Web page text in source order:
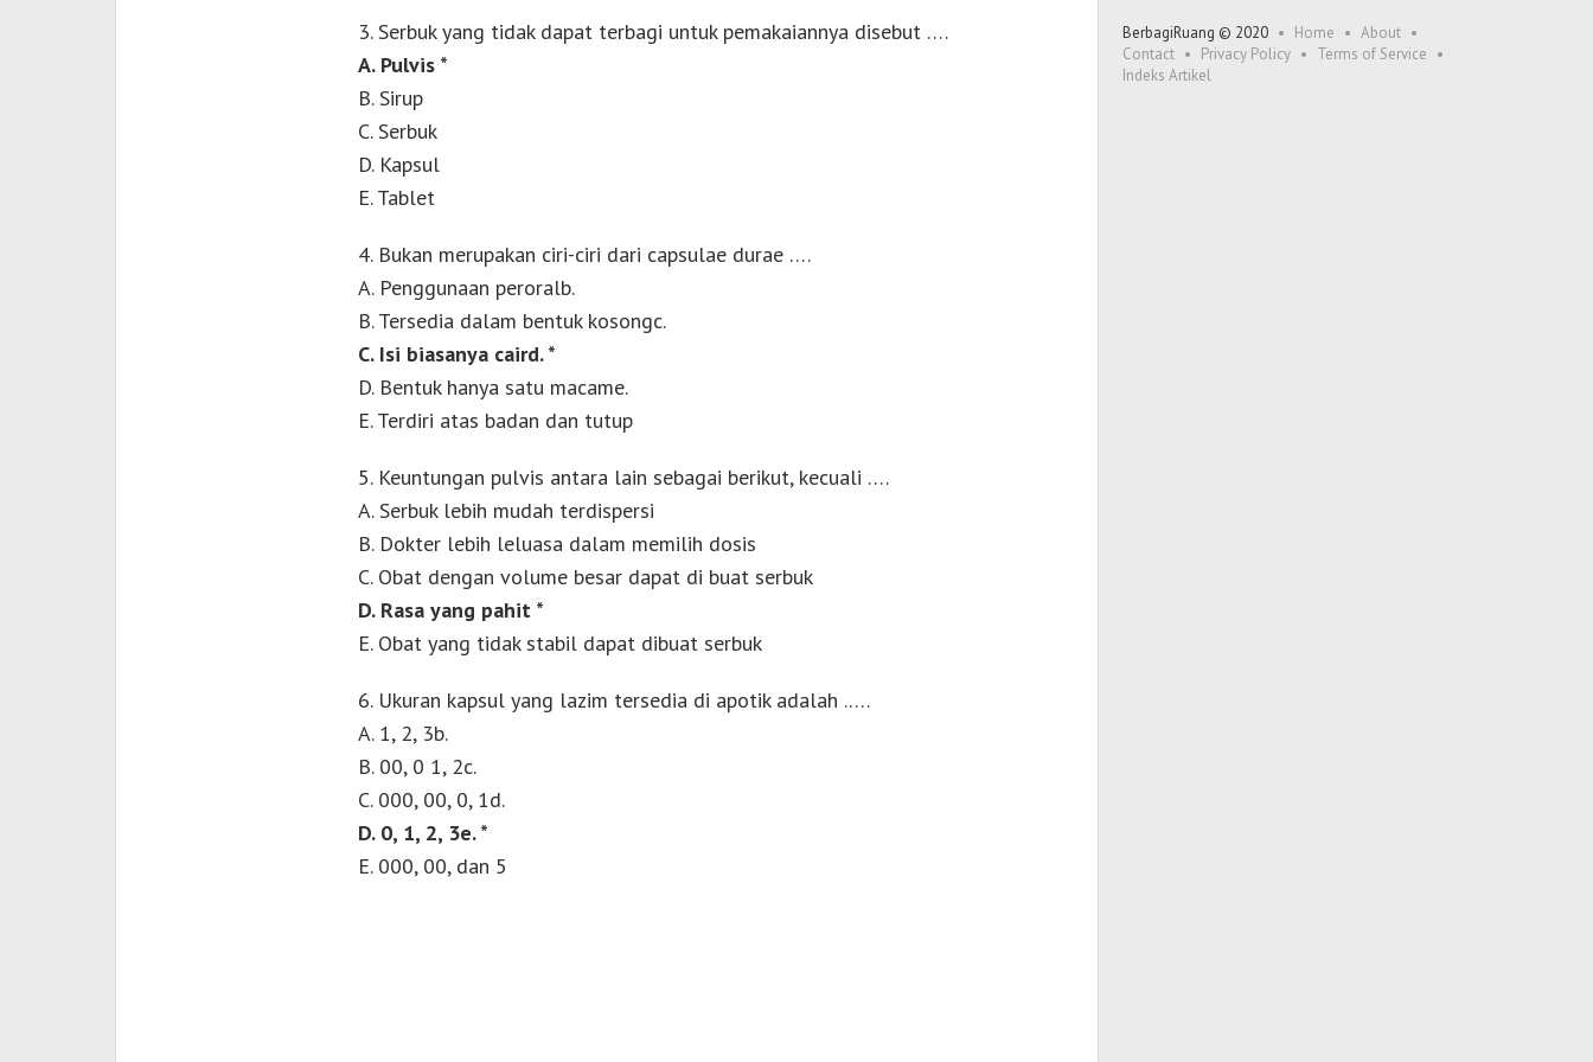
3. Serbuk yang tidak dapat terbagi untuk pemakaiannya disebut ….
A. Pulvis *
B. Sirup
C. Serbuk
D. Kapsul
E. Tablet
4. Bukan merupakan ciri-ciri dari capsulae durae ….
A. Penggunaan peroralb.
B. Tersedia dalam bentuk kosongc.
C. Isi biasanya caird. *
D. Bentuk hanya satu macame.
E. Terdiri atas badan dan tutup
5. Keuntungan pulvis antara lain sebagai berikut, kecuali ….
A. Serbuk lebih mudah terdispersi
B. Dokter lebih leluasa dalam memilih dosis
C. Obat dengan volume besar dapat di buat serbuk
D. Rasa yang pahit *
E. Obat yang tidak stabil dapat dibuat serbuk
6. Ukuran kapsul yang lazim tersedia di apotik adalah .….
A. 1, 2, 3b.
B. 00, 0 1, 2c.
C. 000, 00, 0, 1d.
D. 0, 1, 2, 3e. *
E. 000, 00, dan 5
BerbagiRuang © 2020 Home
About
Contact
Privacy Policy
Terms of Service
Indeks Artikel